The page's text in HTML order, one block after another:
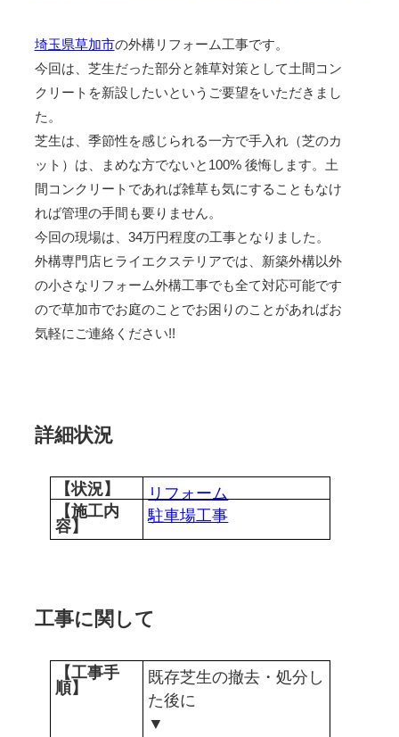
埼玉県草加市の外構リフォーム工事です。
今回は、芝生だった部分と雑草対策として土間コン
クリートを新設したいというご要望をいただきまし
た。
芝生は、季節性を感じられる一方で手入れ（芝のカ
ット）は、まめな方でないと100% 後悔します。土
間コンクリートであれば雑草も気にすることもなけ
れば管理の手間も要りません。
今回の現場は、34万円程度の工事となりました。
外構専門店ヒライエクステリアでは、新築外構以外
の小さなリフォーム外構工事でも全て対応可能です
ので草加市でお庭のことでお困りのことがあればお
気軽にご連絡ください!!
詳細状況
【状況】
リフォーム
【施工内
容】
駐車場工事
工事に関して
【工事手
順】
既存芝生の撤去・処分し
た後に
▼